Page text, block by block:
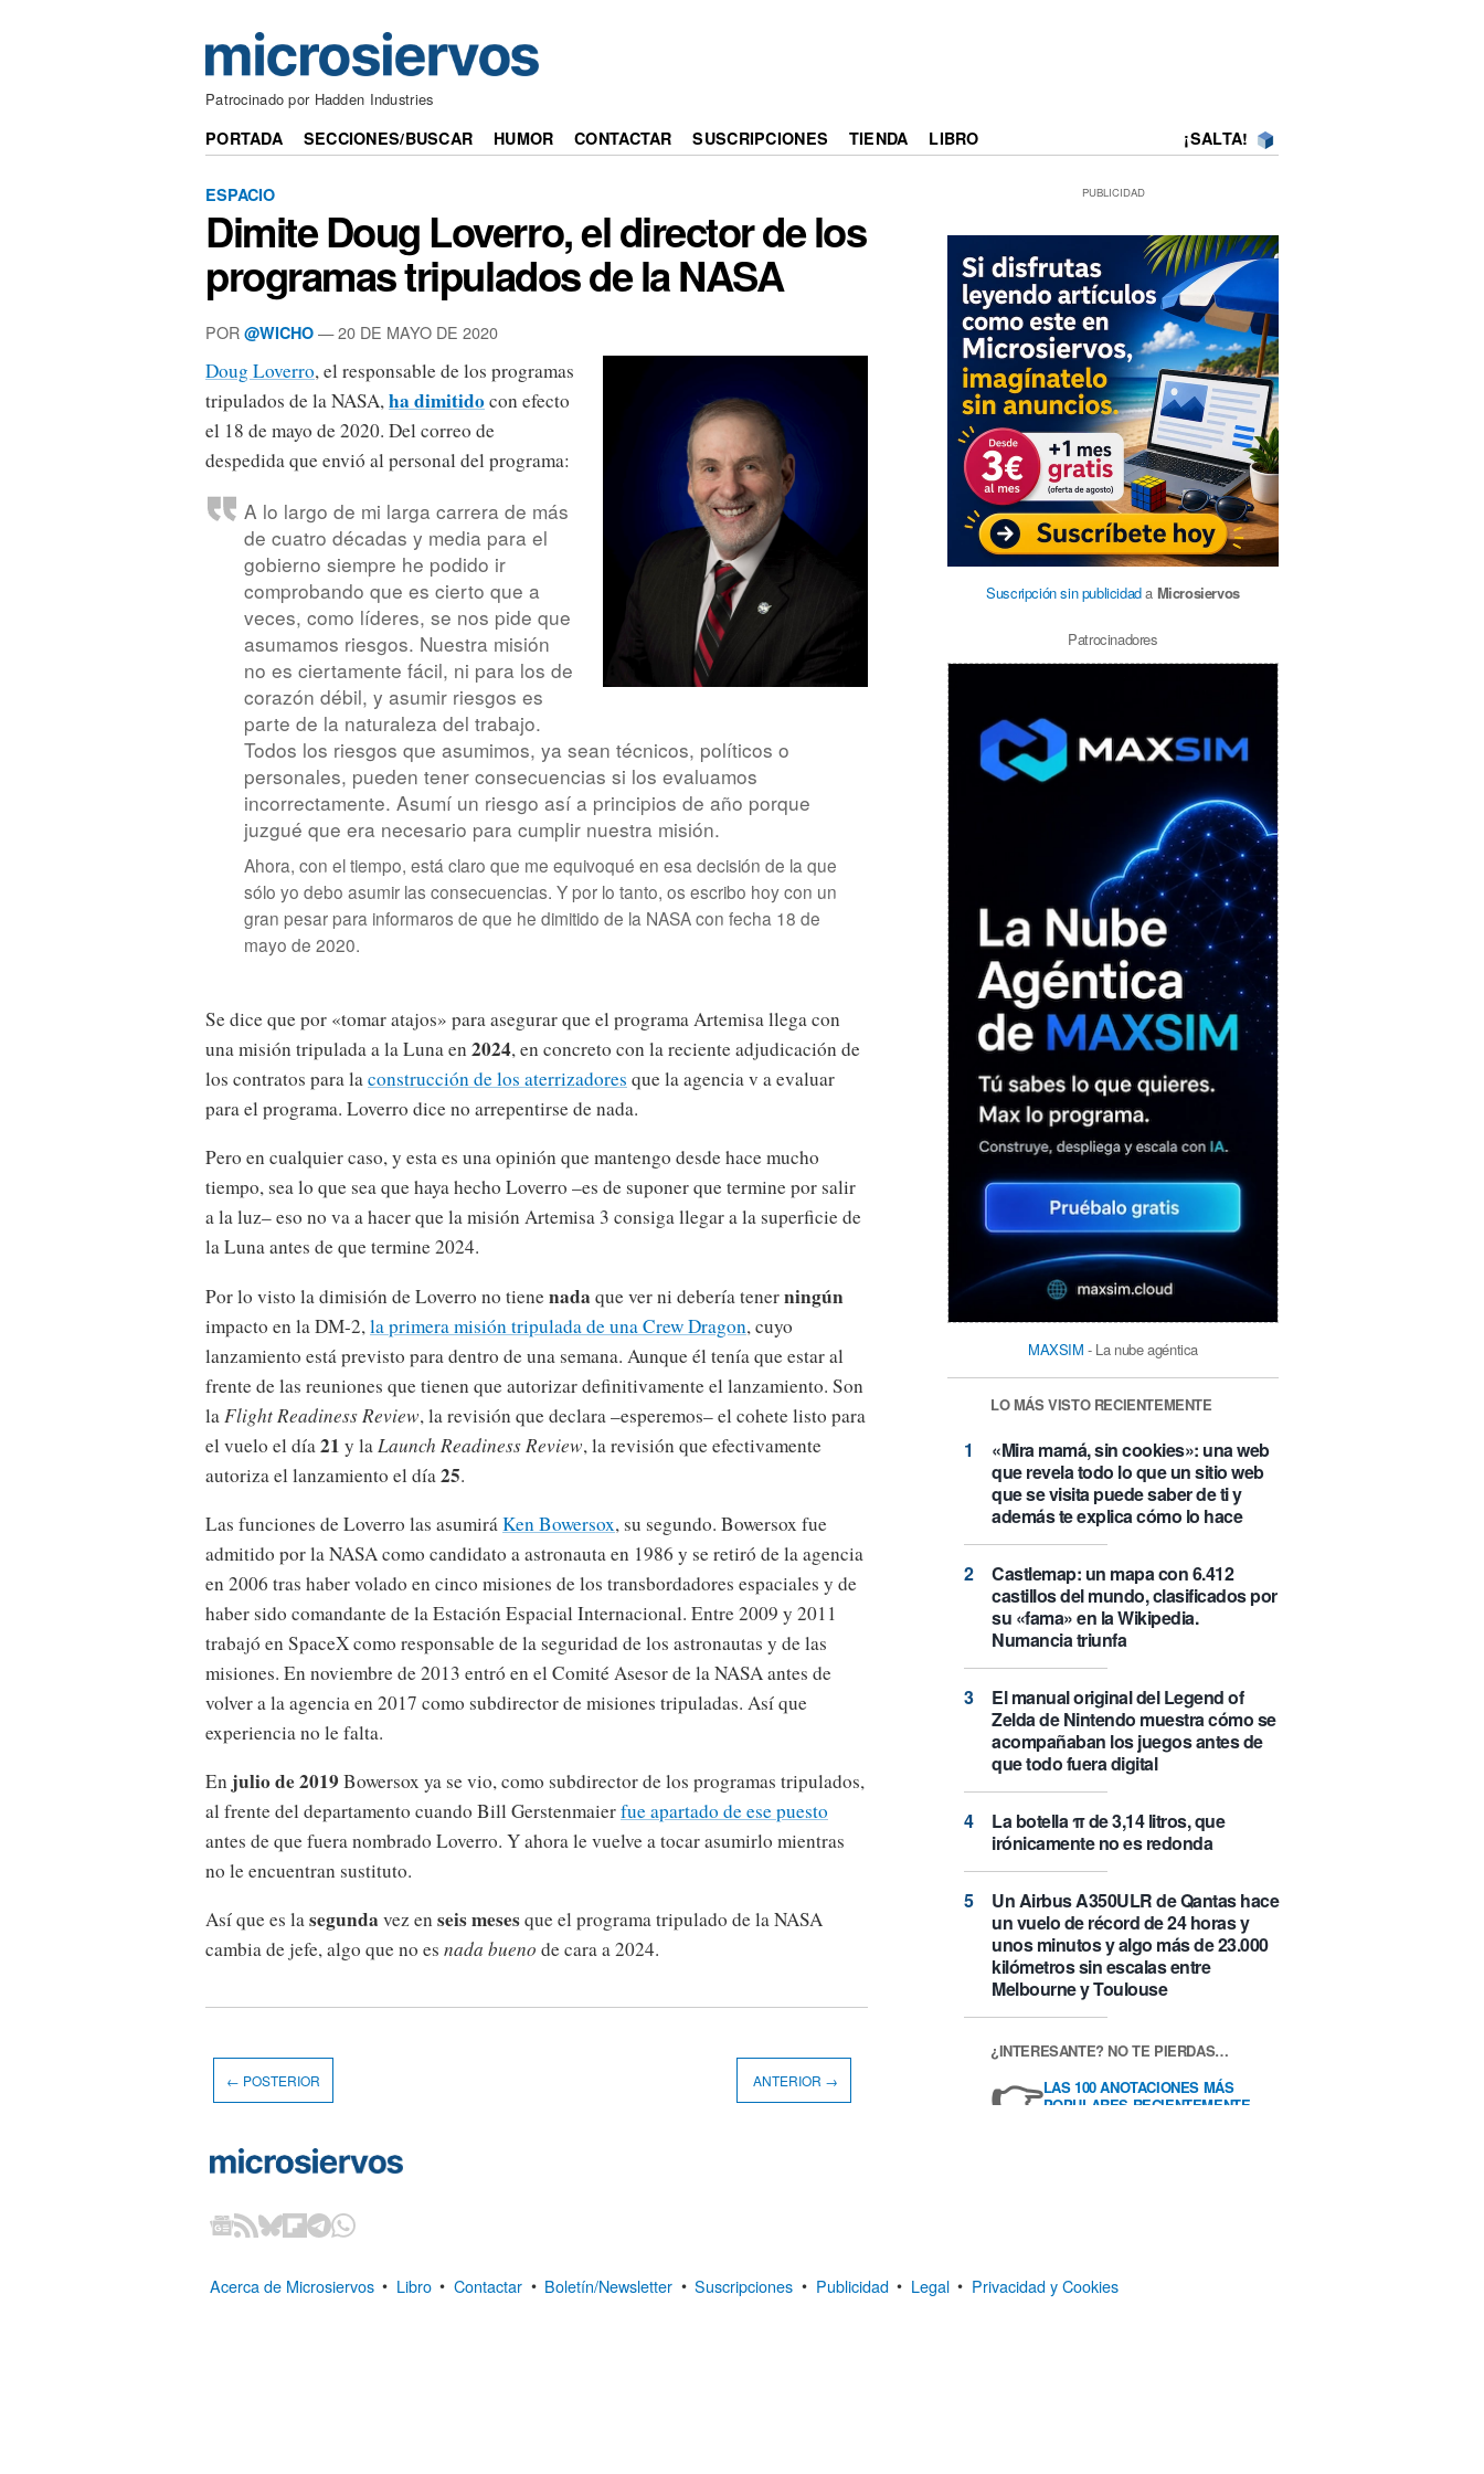
Patrocinado por Hadden Industries
PORTADA SECCIONES/BUSCAR HUMOR CONTACTAR SUSCRIPCIONES TIENDA LIBRO ¡SALTA!
ESPACIO
Dimite Doug Loverro, el director de los
programas tripulados de la NASA
POR @WICHO — 20 DE MAYO DE 2020
Doug Loverro, el responsable de los programas
tripulados de la NASA,ha dimitidocon efecto
el 18 de mayo de 2020. Del correo de
despedida que envió al personal del programa:
A lo largo de mi larga carrera de más
de cuatro décadas y media para el
gobierno siempre he podido ir
comprobando que es cierto que a
veces, como líderes, se nos pide que
asumamos riesgos. Nuestra misión
no es ciertamente fácil, ni para los de
corazón débil, y asumir riesgos es
parte de la naturaleza del trabajo.
Todos los riesgos que asumimos, ya sean técnicos, políticos o
personales, pueden tener consecuencias si los evaluamos
incorrectamente. Asumí un riesgo así a principios de año porque
juzgué que era necesario para cumplir nuestra misión.
Ahora, con el tiempo, está claro que me equivoqué en esa decisión de la que
sólo yo debo asumir las consecuencias. Y por lo tanto, os escribo hoy con un
gran pesar para informaros de que he dimitido de la NASA con fecha 18 de
mayo de 2020.
Se dice que por «tomar atajos» para asegurar que el programa Artemisa llega con
una misión tripulada a la Luna en2024, en concreto con la reciente adjudicación de
los contratos para laconstrucción de los aterrizadores que la agencia v a evaluar
para el programa. Loverro dice no arrepentirse de nada.
Pero en cualquier caso, y esta es una opinión que mantengo desde hace mucho
tiempo, sea lo que sea que haya hecho Loverro –es de suponer que termine por salir
a la luz– eso no va a hacer que la misión Artemisa 3 consiga llegar a la superficie de
la Luna antes de que termine 2024.
Por lo visto la dimisión de Loverro no tienenada que ver ni debería tenerningún
impacto en la DM-2, la primera misión tripulada de una Crew Dragon, cuyo
lanzamiento está previsto para dentro de una semana. Aunque él tenía que estar al
frente de las reuniones que tienen que autorizar definitivamente el lanzamiento. Son
la Flight Readiness Review, la revisión que declara –esperemos– el cohete listo para
el vuelo el día 21 y la Launch Readiness Review, la revisión que efectivamente
autoriza el lanzamiento el día 25.
Las funciones de Loverro las asumiráKen Bowersox, su segundo. Bowersox fue
admitido por la NASA como candidato a astronauta en 1986 y se retiró de la agencia
en 2006 tras haber volado en cinco misiones de los transbordadores espaciales y de
haber sido comandante de la Estación Espacial Internacional. Entre 2009 y 2011
trabajó en SpaceX como responsable de la seguridad de los astronautas y de las
misiones. En noviembre de 2013 entró en el Comité Asesor de la NASA antes de
volver a la agencia en 2017 como subdirector de misiones tripuladas. Así que
experiencia no le falta.
En julio de 2019Bowersox ya se vio, como subdirector de los programas tripulados,
al frente del departamento cuando Bill Gerstenmaierfue apartado de ese puesto
antes de que fuera nombrado Loverro. Y ahora le vuelve a tocar asumirlo mientras
no le encuentran sustituto.
Así que es lasegunda vez enseis mesesque el programa tripulado de la NASA
cambia de jefe, algo que no es nada bueno de cara a 2024.
PUBLICIDAD
Suscripción sin publicidada Microsiervos
Patrocinadores
MAXSIM - La nube agéntica
LO MÁS VISTO RECIENTEMENTE
«Mira mamá, sin cookies»: una web
que revela todo lo que un sitio web
que se visita puede saber de ti y
además te explica cómo lo hace
Castlemap: un mapa con 6.412
castillos del mundo, clasificados por
su «fama» en la Wikipedia.
Numancia triunfa
El manual original del Legend of
Zelda de Nintendo muestra cómo se
acompañaban los juegos antes de
que todo fuera digital
La botella π de 3,14 litros, que
irónicamente no es redonda
Un Airbus A350ULR de Qantas hace
un vuelo de récord de 24 horas y
unos minutos y algo más de 23.000
kilómetros sin escalas entre
Melbourne y Toulouse
¿INTERESANTE? NO TE PIERDAS…
👉LAS 100 ANOTACIONES MÁS
POPULARES RECIENTEMENTE
← POSTERIOR ANTERIOR →
Acerca de Microsiervos • Libro • Contactar • Boletín/Newsletter • Suscripciones • Publicidad • Legal • Privacidad y Cookies